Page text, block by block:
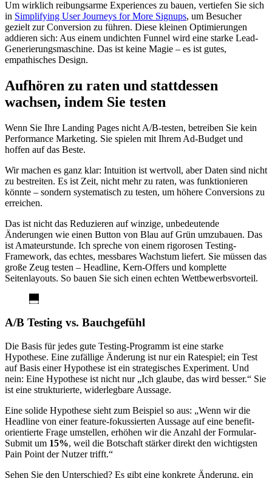
Um wirklich reibungsarme Experiences zu bauen, vertiefen Sie sich
in Simplifying User Journeys for More Signups, um Besucher
gezielt zur Conversion zu führen. Diese kleinen Optimierungen
addieren sich: Aus einem undichten Funnel wird eine starke Lead-
Generierungsmaschine. Das ist keine Magie – es ist gutes,
empathisches Design.
Aufhören zu raten und stattdessen
wachsen, indem Sie testen
Wenn Sie Ihre Landing Pages nicht A/B-testen, betreiben Sie kein
Performance Marketing. Sie spielen mit Ihrem Ad-Budget und
hoffen auf das Beste.
Wir machen es ganz klar: Intuition ist wertvoll, aber Daten sind nicht
zu bestreiten. Es ist Zeit, nicht mehr zu raten, was funktionieren
könnte – sondern systematisch zu testen, um höhere Conversions zu
erreichen.
Das ist nicht das Reduzieren auf winzige, unbedeutende
Änderungen wie einen Button von Blau auf Grün umzubauen. Das
ist Amateurstunde. Ich spreche von einem rigorosen Testing-
Framework, das echtes, messbares Wachstum liefert. Sie müssen das
große Zeug testen – Headline, Kern-Offers und komplette
Seitenlayouts. So bauen Sie sich einen echten Wettbewerbsvorteil.
A/B Testing vs. Bauchgefühl
Die Basis für jedes gute Testing-Programm ist eine starke
Hypothese. Eine zufällige Änderung ist nur ein Ratespiel; ein Test
auf Basis einer Hypothese ist ein strategisches Experiment. Und
nein: Eine Hypothese ist nicht nur „Ich glaube, das wird besser.“ Sie
ist eine strukturierte, widerlegbare Aussage.
Eine solide Hypothese sieht zum Beispiel so aus: „Wenn wir die
Headline von einer feature-fokussierten Aussage auf eine benefit-
orientierte Frage umstellen, erhöhen wir die Anzahl der Formular-
Submit um 15%, weil die Botschaft stärker direkt den wichtigsten
Pain Point der Nutzer trifft.“
Sehen Sie den Unterschied? Es gibt eine konkrete Änderung, ein